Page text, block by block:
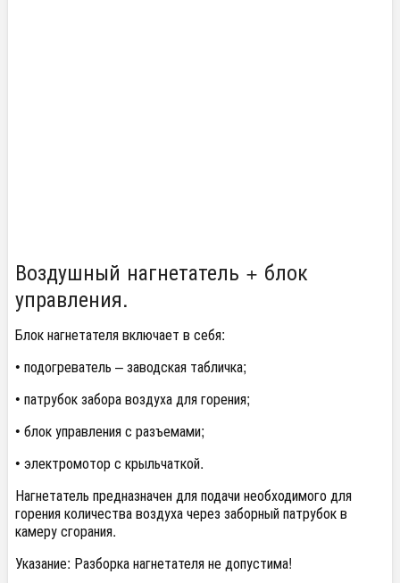
Воздушный нагнетатель + блок
управления.
Блок нагнетателя включает в себя:
• подогреватель – заводская табличка;
• патрубок забора воздуха для горения;
• блок управления с разъемами;
• электромотор с крыльчаткой.
Нагнетатель предназначен для подачи необходимого для
горения количества воздуха через заборный патрубок в
камеру сгорания.
Указание: Разборка нагнетателя не допустима!